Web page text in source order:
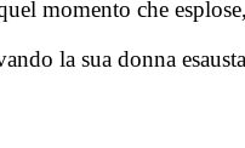
momento che
la sua donna